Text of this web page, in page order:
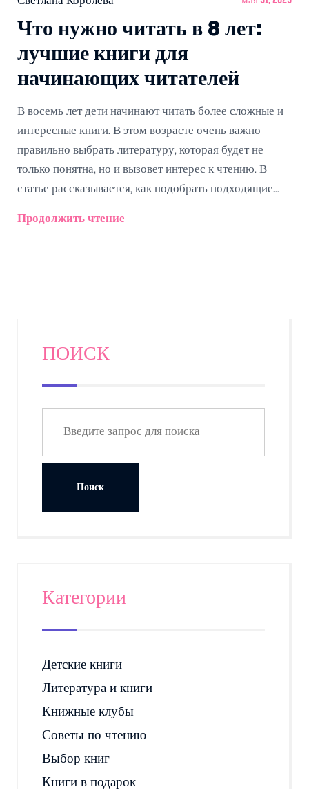
Что нужно читать в 8 лет:
лучшие книги для
начинающих читателей
В восемь лет дети начинают читать более сложные и
интересные книги. В этом возрасте очень важно
правильно выбрать литературу, которая будет не
только понятна, но и вызовет интерес к чтению. В
статье рассказывается, как подобрать подходящие
попробовать и на что обратить внимание при выборе.
Продолжить чтение
ПОИСК
Категории
Детские книги
Литература и книги
Книжные клубы
Советы по чтению
Выбор книг
Книги в подарок